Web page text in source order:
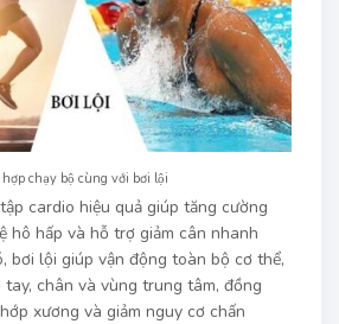
hợp chạy bộ cùng với bơi lội
cardio hiệu quả giúp tăng cường
hô hấp và hỗ trợ giảm cân nhanh
bơi lội giúp vận động toàn bộ cơ thể,
chân và vùng trung tâm, đồng
xương và giảm nguy cơ chấn